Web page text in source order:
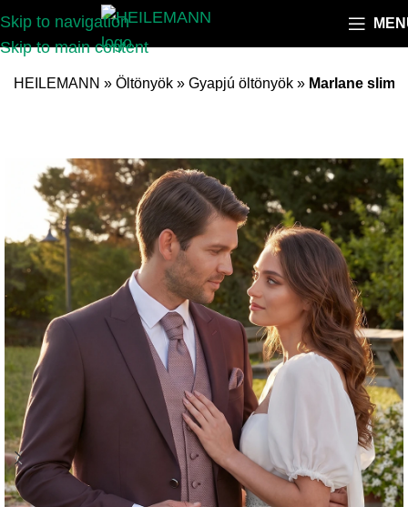
Skip to navigation
Skip to main content
HEILEMANN » Öltönyök » Gyapjú öltönyök » Marlane slim